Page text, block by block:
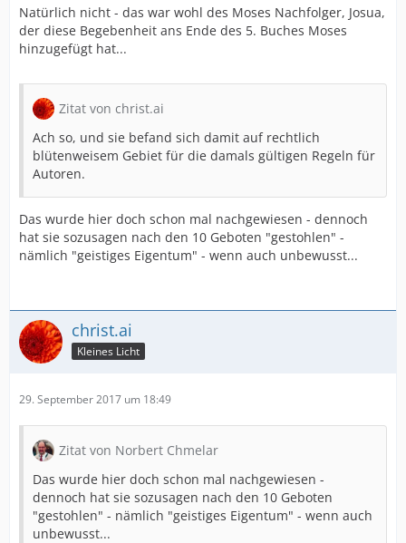
Natürlich nicht - das war wohl des Moses Nachfolger, Josua,
der diese Begebenheit ans Ende des 5. Buches Moses
hinzugefügt hat...
Zitat von christ.ai
Ach so, und sie befand sich damit auf rechtlich
blütenweisem Gebiet für die damals gültigen Regeln für
Autoren.
Das wurde hier doch schon mal nachgewiesen - dennoch
hat sie sozusagen nach den 10 Geboten "gestohlen" -
nämlich "geistiges Eigentum" - wenn auch unbewusst...
christ.ai
Kleines Licht
29. September 2017 um 18:49
Zitat von Norbert Chmelar
Das wurde hier doch schon mal nachgewiesen -
dennoch hat sie sozusagen nach den 10 Geboten
"gestohlen" - nämlich "geistiges Eigentum" - wenn auch
unbewusst...